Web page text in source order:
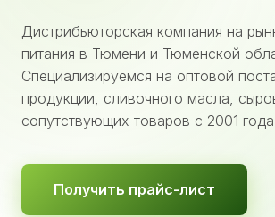
Дистрибьюторская компания на
питания в Тюмени и Тюменской
Специализируемся на оптовой
продукции, сливочного масла,
сопутствующих товаров с 2001
Получить прайс-лист